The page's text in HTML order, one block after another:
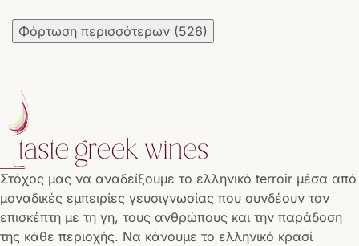
Φόρτωση περισσότερων (526)
Στόχος μας να αναδείξουμε το ελληνικό terroir μέσα από
μοναδικές εμπειρίες γευσιγνωσίας που συνδέουν τον
επισκέπτη με τη γη, τους ανθρώπους και την παράδοση
της κάθε περιοχής. Να κάνουμε το ελληνικό κρασί